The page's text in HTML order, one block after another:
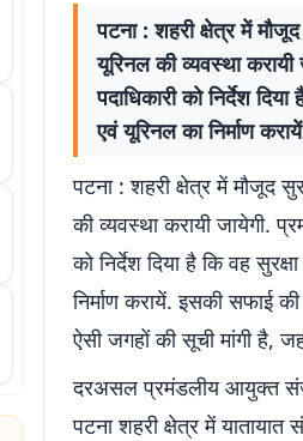
पटना : शहरी क्षेत्र में
यूरिनल की व्यवस्था
पदाधिकारी को निर्देश
एवं यूरिनल का निर्माण
पटना : शहरी क्षेत्र में मौजूद
की व्यवस्था करायी जायेगी.
को निर्देश दिया है कि वह
निर्माण करायें. इसकी सफाई
ऐसी जगहों की सूची मांगी है,
दरअसल प्रमंडलीय आयुक्त
पटना शहरी क्षेत्र में